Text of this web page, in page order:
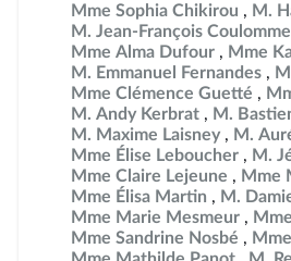
Mme Sophia Chikirou
M.
M. Jean-François Coulomme
Mme Alma Dufour
Mme
M. Emmanuel Fernandes
Mme Clémence Guetté
M. Andy Kerbrat
M.
M. Maxime Laisney
M.
Mme Élise Leboucher
M.
Mme Claire Lejeune
Mme
Mme Élisa Martin
M.
Mme Marie Mesmeur
Mme Sandrine Nosbé